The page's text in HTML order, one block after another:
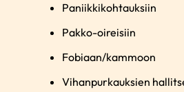
Paniikkikohtauksiin
Pakko-oireisiin
Fobiaan/kammoon
Vihanpurkauksien